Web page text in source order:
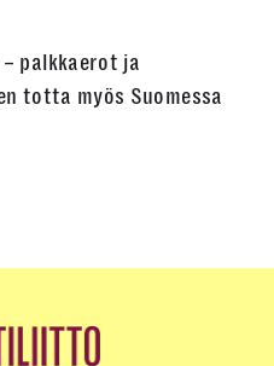
palkkaerot ja
totta myös Suomessa